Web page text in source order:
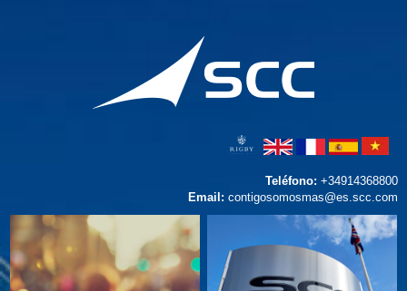
Teléfono: +34914368800
Email: contigosomosmas@es.scc.com